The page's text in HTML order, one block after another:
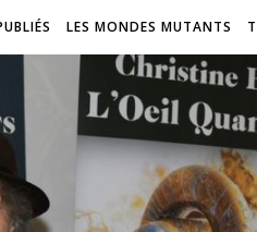
LES MONDES MUTANTS